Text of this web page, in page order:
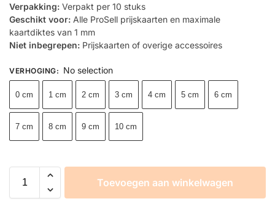
Verpakking: Verpakt per 10 stuks
Geschikt voor: Alle ProSell prijskaarten en maximale
kaartdiktes van 1 mm
Niet inbegrepen: Prijskaarten of overige accessoires
VERHOGING: No selection
0 cm 1 cm 2 cm 3 cm 4 cm 5 cm 6 cm
7 cm 8 cm 9 cm 10 cm
Toevoegen aan winkelwagen